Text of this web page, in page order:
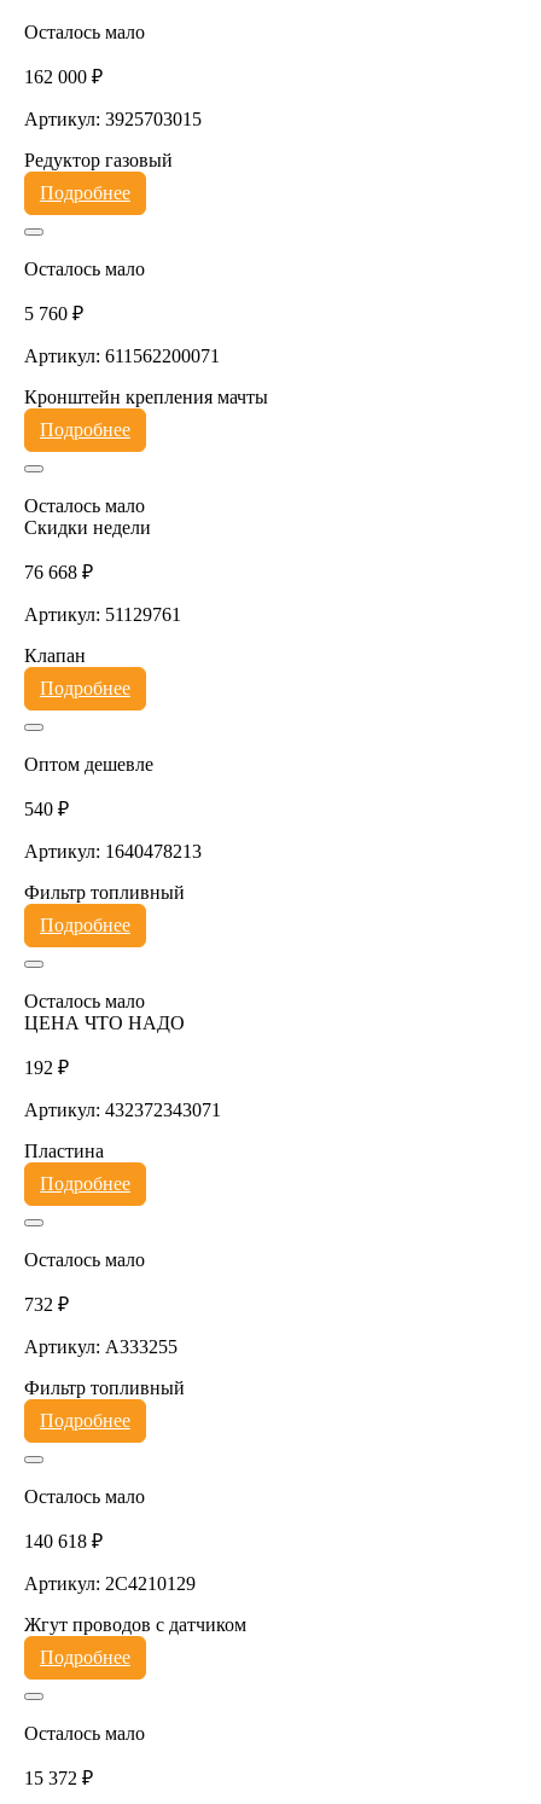
Осталось мало
162 000 ₽
Артикул: 3925703015
Редуктор газовый
Подробнее
Осталось мало
5 760 ₽
Артикул: 611562200071
Кронштейн крепления мачты
Подробнее
Осталось мало
Скидки недели
76 668 ₽
Артикул: 51129761
Клапан
Подробнее
Оптом дешевле
540 ₽
Артикул: 1640478213
Фильтр топливный
Подробнее
Осталось мало
ЦЕНА ЧТО НАДО
192 ₽
Артикул: 432372343071
Пластина
Подробнее
Осталось мало
732 ₽
Артикул: A333255
Фильтр топливный
Подробнее
Осталось мало
140 618 ₽
Артикул: 2C4210129
Жгут проводов с датчиком
Подробнее
Осталось мало
15 372 ₽